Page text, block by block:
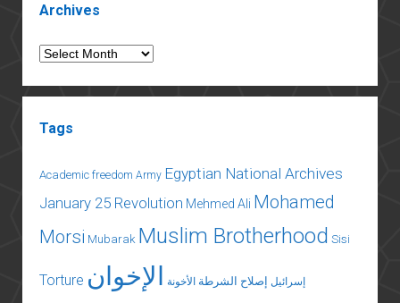
Archives
Archives
Tags
Academic freedom Army Egyptian National Archives
January 25 Revolution Mehmed Ali Mohamed
Morsi Mubarak Muslim Brotherhood Sisi
Torture إسرائيل إصلاح الشرطة الأخونة الإخوان